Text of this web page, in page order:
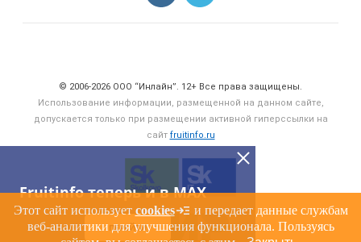
Fruitinfo теперь и в MAX
ПЕРЕЙТИ
© 2006‑2026 ООО “Инлайн”. 12+ Все права защищены.
Использование информации, размещенной на данном сайте,
допускается только при размещении активной гиперссылки на
сайт fruitinfo.ru
Этот сайт использует cookies
и передает данные службам
веб-аналитики для улучшения функционала. Пользуясь